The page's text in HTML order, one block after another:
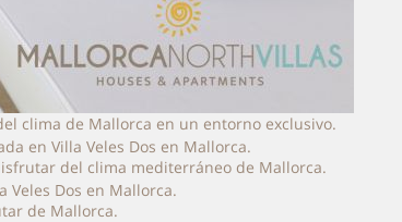
clima de Mallorca en un entorno exclusivo.
del clima mediterráneo de Mallorca.
de Mallorca.